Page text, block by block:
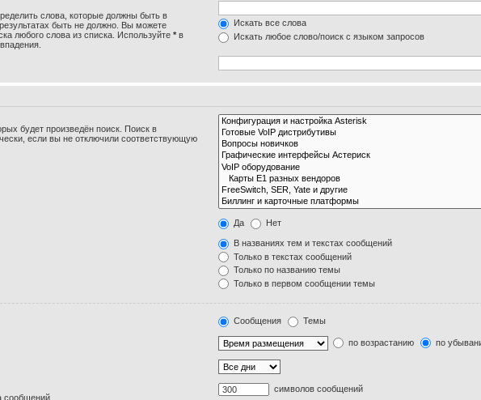
слова, которые должны быть в
быть не должно. Вы можете
любого слова из списка. Используйте *в
Искать все слова
Искать любое слово/поиск с языком запросов
будет произведён поиск. Поиск в
если вы не отключили соответствующую
Да Нет
В названиях тем и текстах сообщений
Только в текстах сообщений
Только по названию темы
Только в первом сообщении темы
Сообщения Темы
по возрастанию по
сообщений.
символов сообщений